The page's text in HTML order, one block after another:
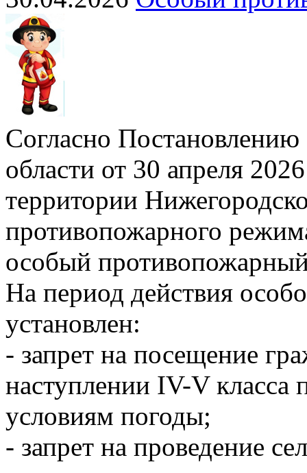
Согласно
области от 30 апреля
территории
противопожарного
особый
На период действия
установлен:
- запрет на посещение
наступлении IV-V класса
условиям погоды;
- запрет на проведение